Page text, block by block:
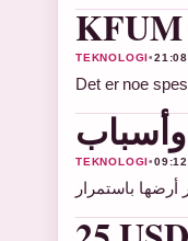
KFUM
TEKNOLOGI•21:08
Det er noe
وأسباب
TEKNOLOGI•09:12